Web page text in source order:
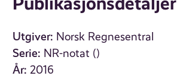
Utgiver: Norsk Regnesentral
Serie: NR-notat ()
År: 2016